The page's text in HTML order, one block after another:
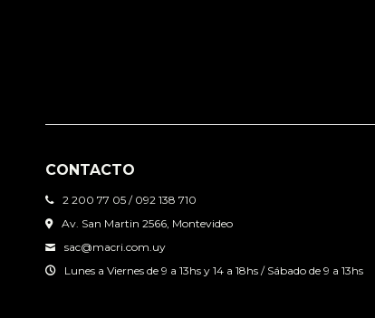
CONTACTO
2 200 77 05 / 092 138 710
Av. San Martin 2566, Montevideo
sac@macri.com.uy
Lunes a Viernes de 9 a 13hs y 14 a 18hs / Sábado de 9 a 13hs